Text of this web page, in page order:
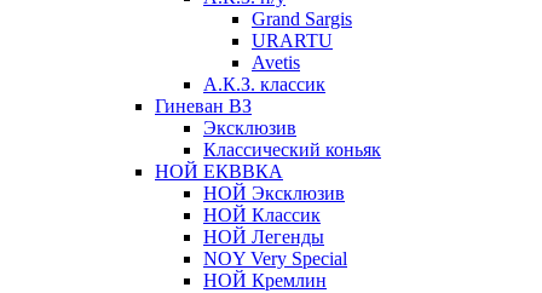
Grand Sargis
URARTU
Avetis
А.К.З. классик
Гиневан ВЗ
Эксклюзив
Классический коньяк
НОЙ ЕКВВКА
НОЙ Эксклюзив
НОЙ Классик
НОЙ Легенды
NOY Very Speсial
НОЙ Кремлин